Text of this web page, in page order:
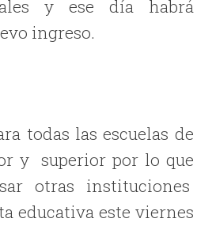
y ese día habrá
ingreso.
todas las escuelas de
y superior por lo que
otras instituciones
educativa este viernes